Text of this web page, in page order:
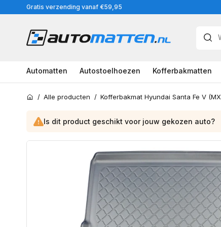
naar
Gratis verzending vanaf €59,95
Automatten Autostoelhoezen Kofferbakmatten
Home
/ Alle producten /
Is dit product geschikt voor jouw gekozen auto?